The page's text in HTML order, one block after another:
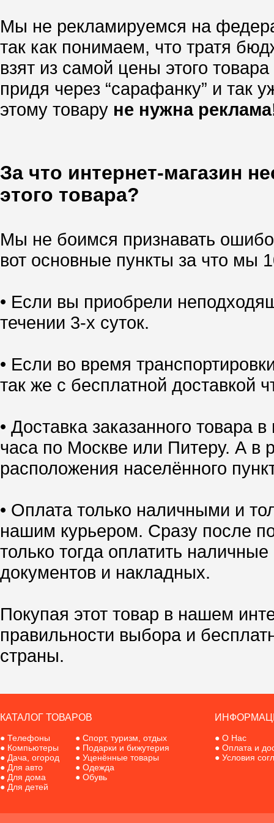
Мы не рекламируемся на
так как понимаем, что тратя
взят из самой цены этого
придя через “сарафанку” и так
этому товару не нужна
За что интернет-магазин
этого товара?
Мы не боимся признавать
вот основные пункты за что мы
• Если вы приобрели
течении 3-х суток.
• Если во время
так же с бесплатной доставкой
• Доставка заказанного товара
часа по Москве или Питеру. А в
расположения населённого
• Оплата только наличными и
нашим курьером. Сразу после
только тогда оплатить
документов и накладных.
Покупая этот товар в нашем
правильности выбора и
страны.
КАТАЛОГ ТОВАРОВ
● Телефоны
● Компьютеры
● Дача, огород
● Для авто
● Для дома
● Для детей
● Спорт, туризм, отдых
● Подарки и бижутерия
● Уценённые товары
● Одежда
● Обувь
● О Нас
● Оплата и
● Условия